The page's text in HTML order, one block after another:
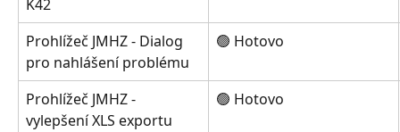
K42
Prohlížeč JMHZ - Dialog
pro nahlášení problému
🟢 Hotovo
Prohlížeč JMHZ -
vylepšení XLS exportu
🟢 Hotovo